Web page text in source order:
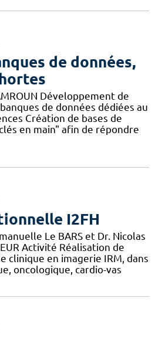
de données,
Développement de
de données dédiées au
Création de bases de
en main" afin de répondre
I2FH
Le BARS et Dr. Nicolas
Activité Réalisation de
clinique en imagerie IRM, dans
oncologique, cardio-vas